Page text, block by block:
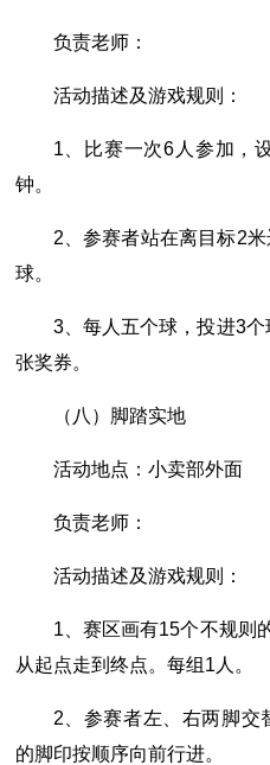
负责老师：
活动描述及游戏规则：
1、比赛一次6人参加，
钟。
2、参赛者站在离目标2
球。
3、每人五个球，投进3
张奖券。
（八）脚踏实地
活动地点：小卖部外面
负责老师：
活动描述及游戏规则：
1、赛区画有15个不规则
从起点走到终点。每组1人。
2、参赛者左、右两脚交
的脚印按顺序向前行进。